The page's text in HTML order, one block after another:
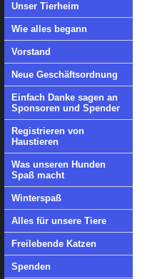
Unser Tierheim
Wie alles begann
Vorstand
Neue Geschäftsordnung
Einfach Danke sagen an
Sponsoren und Spender
Registrieren von
Haustieren
Was unseren Hunden
Spaß macht
Winterspaß
Alles für unsere Tiere
Freilebende Katzen
Spenden